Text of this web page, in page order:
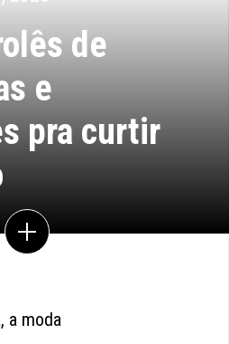
de
e
pra curtir
a moda